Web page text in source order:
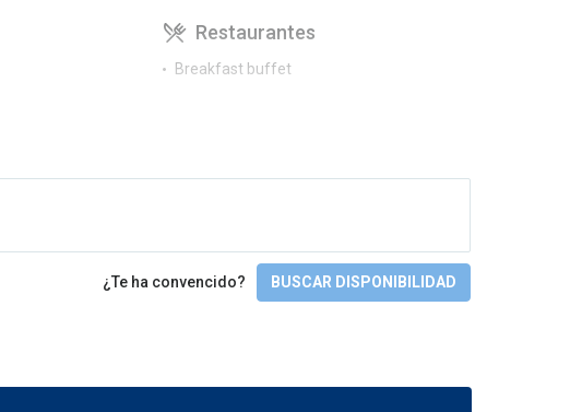
Restaurantes
Breakfast buffet
English
¿Te ha convencido? BUSCAR DISPONIBILIDAD